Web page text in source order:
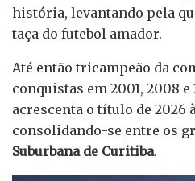
história, levantando pela
taça do futebol amador.
Até então tricampeão da
conquistas em 2001, 2008
acrescenta o título de 2026
consolidando-se entre os
Suburbana de Curitiba.